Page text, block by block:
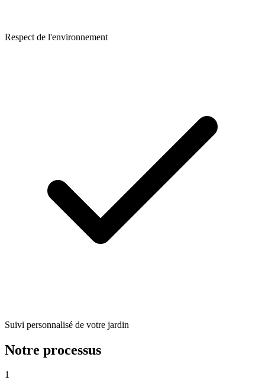
Respect de l'environnement
Suivi personnalisé de votre jardin
Notre processus
1